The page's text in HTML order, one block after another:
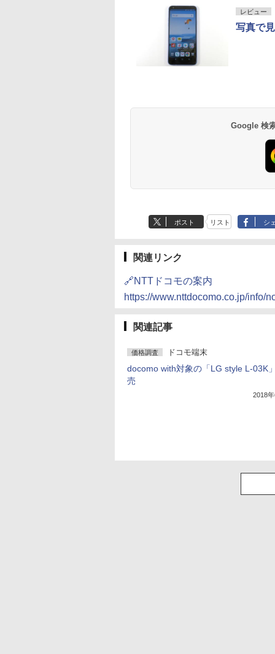
レビュー
写真で
Google 検
ポスト リスト シ
関連リンク
🔗NTTドコモの案内
https://www.nttdocomo.co.jp/info/
関連記事
価格調査 ドコモ端末
docomo with対象の「LG style L-03K
売
2018